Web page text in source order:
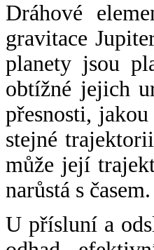
Dráhové
gravitace
planety jsou
obtížné jejich
přesnosti,
stejné
může její
narůstá s časem.
U přísluní a